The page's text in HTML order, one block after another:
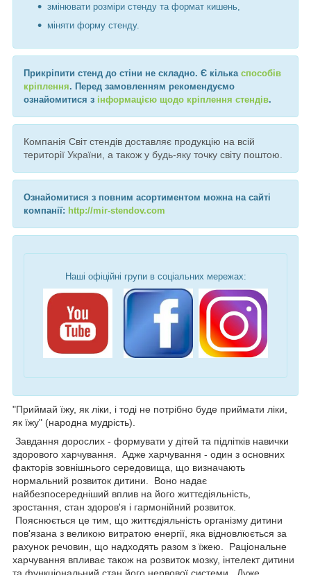
змінювати розміри стенду та формат кишень,
міняти форму стенду.
Прикріпити стенд до стіни не складно. Є кілька способів
кріплення. Перед замовленням рекомендуємо
ознайомитися з інформацією щодо кріплення стендів.
Компанія Світ стендів доставляє продукцію на всій
території України, а також у будь-яку точку світу поштою.
Ознайомитися з повним асортиментом можна на сайті
компанії: http://mir-stendov.com
Наші офіційні групи в соціальних мережах:
"Приймай їжу, як ліки, і тоді не потрібно буде приймати ліки,
як їжу" (народна мудрість).
Завдання дорослих - формувати у дітей та підлітків навички
здорового харчування. Адже харчування - один з основних
факторів зовнішнього середовища, що визначають
нормальний розвиток дитини. Воно надає
найбезпосередніший вплив на його життєдіяльність,
зростання, стан здоров'я і гармонійний розвиток.
Пояснюється це тим, що життєдіяльність організму дитини
пов'язана з великою витратою енергії, яка відновлюється за
рахунок речовин, що надходять разом з їжею. Раціональне
харчування впливає також на розвиток мозку, інтелект дитини